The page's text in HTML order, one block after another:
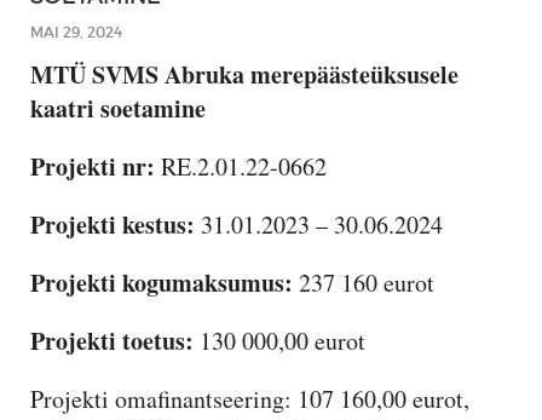
MAI 29, 2024
MTÜ SVMS Abruka merepäästeüksusele
kaatri soetamine
Projekti nr: RE.2.01.22-0662
Projekti kestus: 31.01.2023 – 30.06.2024
Projekti kogumaksumus: 237 160 eurot
Projekti toetus: 130 000,00 eurot
Projekti omafinantseering: 107 160,00 eurot,